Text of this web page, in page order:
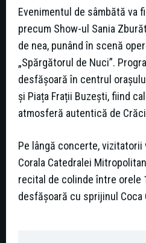
Evenimentul de sâmbătă va
precum Show-ul Sania
de nea, punând în scenă
„Spărgătorul de Nuci”.
desfășoară în centrul
și Piața Frații Buzești, fiind
atmosferă autentică de
Pe lângă concerte, vizitatorii
Corala Catedralei
recital de colinde între orele
desfășoară cu sprijinul Coca